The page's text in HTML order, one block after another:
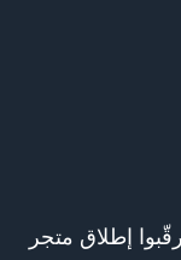
إطلاق متجر